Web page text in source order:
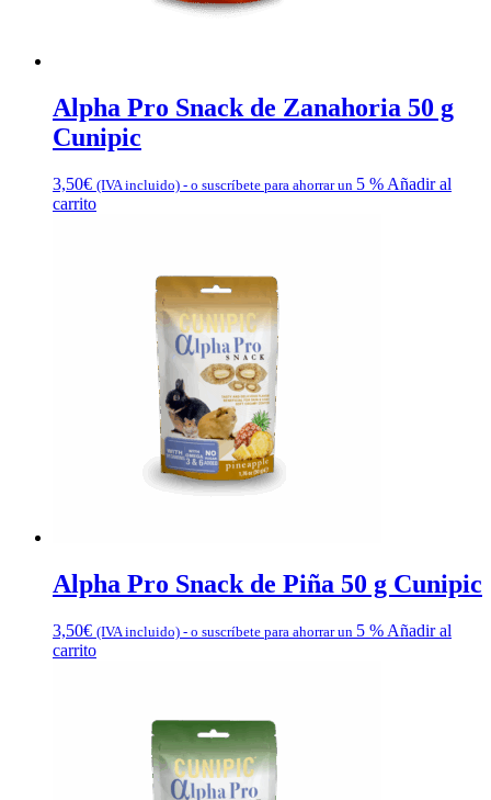
Alpha Pro Snack de Zanahoria 50 g
Cunipic
3,50€ (IVA incluido) - o suscríbete para ahorrar un 5 % Añadir al
carrito
Alpha Pro Snack de Piña 50 g Cunipic
3,50€ (IVA incluido) - o suscríbete para ahorrar un 5 % Añadir al
carrito